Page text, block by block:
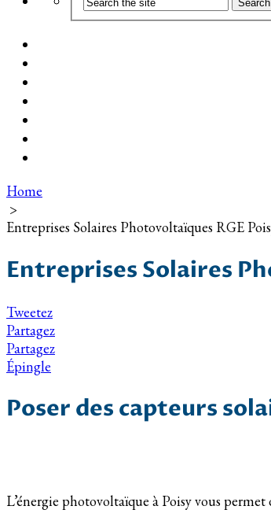
Home
>
Entreprises Solaires Photovoltaïques RGE
Entreprises Solaires
Tweetez
Partagez
Partagez
Épingle
Poser des capteurs
L’énergie photovoltaïque à Poisy vous